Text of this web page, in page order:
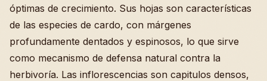
óptimas de crecimiento. Sus hojas son características
de las especies de cardo, con márgenes
profundamente dentados y espinosos, lo que sirve
como mecanismo de defensa natural contra la
herbivoría. Las inflorescencias son capitulos densos,